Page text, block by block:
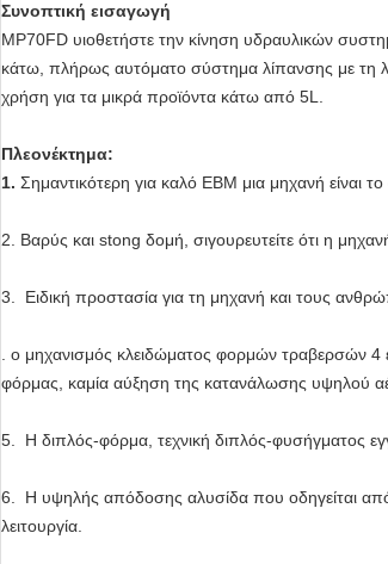
Συνοπτική εισαγωγή
MP70FD υιοθετήστε την κίνηση υδραυλικών
κάτω, πλήρως αυτόματο σύστημα λίπανσης με τη
χρήση για τα μικρά προϊόντα κάτω από 5L.
Πλεονέκτημα:
1. Σημαντικότερη για καλό EBM μια μηχανή είναι
2. Βαρύς και stong δομή, σιγουρευτείτε ότι η
3. Ειδική προστασία για τη μηχανή και τους
. ο μηχανισμός κλειδώματος φορμών τραβερσών
φόρμας, καμία αύξηση της κατανάλωσης υψηλού
5. Η διπλός-φόρμα, τεχνική διπλός-φυσήγματος
6. Η υψηλής απόδοσης αλυσίδα που οδηγείται
λειτουργία.